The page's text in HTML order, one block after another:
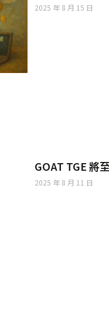
2025 年 8 月 15 日
GOAT TGE 將
2025 年 8 月 11 日